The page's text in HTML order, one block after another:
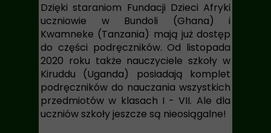
Dzięki staraniom Fundacji Dzieci Afryki
uczniowie w Bundoli (Ghana) i
Kwamneke (Tanzania) mają już dostęp
do części podręczników. Od listopada
2020 roku także nauczyciele szkoły w
Kiruddu (Uganda) posiadają komplet
podręczników do nauczania wszystkich
przedmiotów w klasach I - VII. Ale dla
uczniów szkoły jeszcze są nieosiągalne!